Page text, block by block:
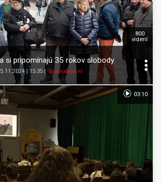
si pripomínajú 35 rokov slobody
| 15:35 Spravodajstvo
800
videní
03:10